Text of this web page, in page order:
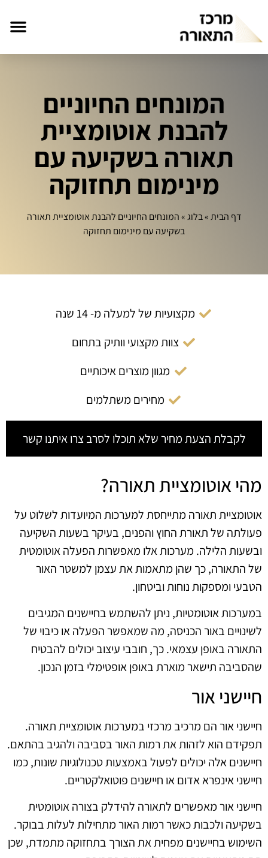
המונחים החיוניים
להבנת אוטומציית
תאורה בשקיעה עם
מינימום תחזוקה
דף הבית»בלוג»המונחים החיוניים להבנת אוטומציית תאורה
בשקיעה עם מינימום תחזוקה
מקצועיות של למעלה מ- 14 שנה
צוות מקצועי וותיק בתחום
מגוון מוצרים איכותיים
מחירים משתלמים
לקבלת הצעת מחיר שלא תוכלו לסרב צרו איתנו קשר
מהי אוטומציית תאורה?
אוטומציית תאורה מתייחסת למערכות המיועדות לשלוט על
פעולתה של תאורת החוץ והפנים, בעיקר בשעות השקיעה
ובשעות הלילה. מערכות אלו מאפשרות הפעלה אוטומטית
של התאורה, כך שהן מתאמות את עצמן למשטר האור
הטבעי ומספקות נוחות וביטחון.
במערכות אוטומטיות, ניתן להשתמש בחיישנים המגיבים
לשינויים באור הכניסה, מה שמאפשר הפעלה או כיבוי של
התאורה באופן עצמאי. כך, חובבי עיצוב יכולים להבטיח
שהסביבה תישאר מוארת באופן אופטימלי בזמן הנכון.
חיישני אור
חיישני אור הם מרכיב מרכזי במערכות אוטומציית תאורה.
תפקידם הוא לזהות את רמות האור בסביבה ולהגיב בהתאם.
חיישנים אלה יכולים לפעול באמצעות טכנולוגיות שונות, כמו
חיישני אינפרא אדום או חיישנים פוטואלקטריים.
חיישני אור מאפשרים לתאורה להידלק בצורה אוטומטית
בשקיעה ולכבות כאשר רמות האור מתחילות לעלות בבוקר.
השימוש בחיישנים מפחית את הצורך בתחזוקה מתמדת, שכן